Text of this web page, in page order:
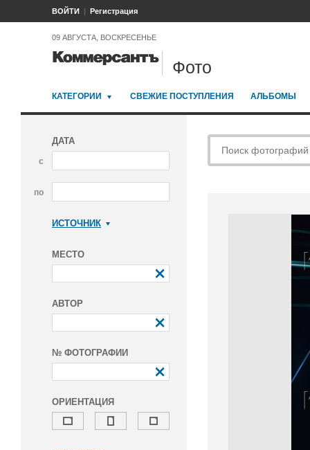
ВОЙТИ Регистрация
09 АВГУСТА, ВОСКРЕСЕНЬЕ
Фото
КАТЕГОРИИ СВЕЖИЕ ПОСТУПЛЕНИЯ АЛЬБОМЫ
ДАТА
с
по
ИСТОЧНИК
МЕСТО
АВТОР
№ ФОТОГРАФИИ
ОРИЕНТАЦИЯ